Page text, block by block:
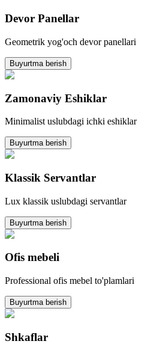
Devor Panellar
Geometrik yog'och devor panellari
Buyurtma berish
Zamonaviy Eshiklar
Minimalist uslubdagi ichki eshiklar
Buyurtma berish
Klassik Servantlar
Lux klassik uslubdagi servantlar
Buyurtma berish
Ofis mebeli
Professional ofis mebel to'plamlari
Buyurtma berish
Shkaflar